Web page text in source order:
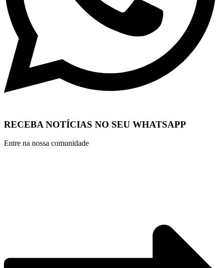
RECEBA NOTÍCIAS NO SEU WHATSAPP
Entre na nossa comunidade